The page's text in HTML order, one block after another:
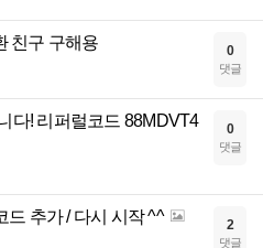
친구 구해용 0
댓글
다! 리퍼럴코드 88MDVT4
0
댓글
드 추가 / 다시 시작 ^^ 2
댓글